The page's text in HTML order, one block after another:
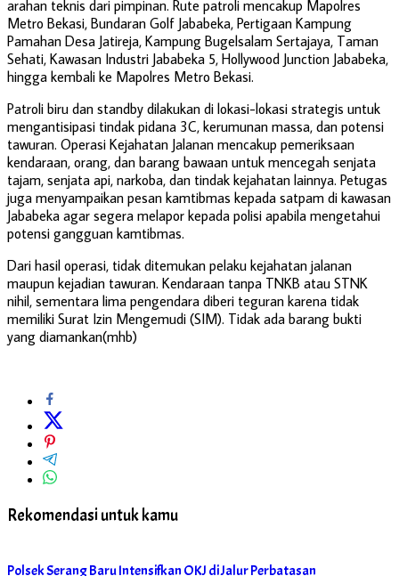
arahan teknis dari pimpinan. Rute patroli mencakup Mapolres
Metro Bekasi, Bundaran Golf Jababeka, Pertigaan Kampung
Pamahan Desa Jatireja, Kampung Bugelsalam Sertajaya, Taman
Sehati, Kawasan Industri Jababeka 5, Hollywood Junction Jababeka,
hingga kembali ke Mapolres Metro Bekasi.
Patroli biru dan standby dilakukan di lokasi-lokasi strategis untuk
mengantisipasi tindak pidana 3C, kerumunan massa, dan potensi
tawuran. Operasi Kejahatan Jalanan mencakup pemeriksaan
kendaraan, orang, dan barang bawaan untuk mencegah senjata
tajam, senjata api, narkoba, dan tindak kejahatan lainnya. Petugas
juga menyampaikan pesan kamtibmas kepada satpam di kawasan
Jababeka agar segera melapor kepada polisi apabila mengetahui
potensi gangguan kamtibmas.
Dari hasil operasi, tidak ditemukan pelaku kejahatan jalanan
maupun kejadian tawuran. Kendaraan tanpa TNKB atau STNK
nihil, sementara lima pengendara diberi teguran karena tidak
memiliki Surat Izin Mengemudi (SIM). Tidak ada barang bukti
yang diamankan(mhb)
Rekomendasi untuk kamu
Polsek Serang Baru Intensifkan OKJ di Jalur Perbatasan